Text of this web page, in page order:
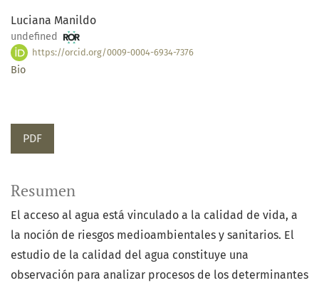
Luciana Manildo
undefined
https://orcid.org/0009-0004-6934-7376
Bio
PDF
Resumen
El acceso al agua está vinculado a la calidad de vida, a
la noción de riesgos medioambientales y sanitarios. El
estudio de la calidad del agua constituye una
observación para analizar procesos de los determinantes